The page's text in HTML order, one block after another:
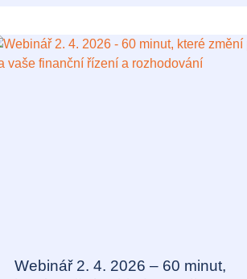
Webinář 2. 4. 2026 – 60 minut,